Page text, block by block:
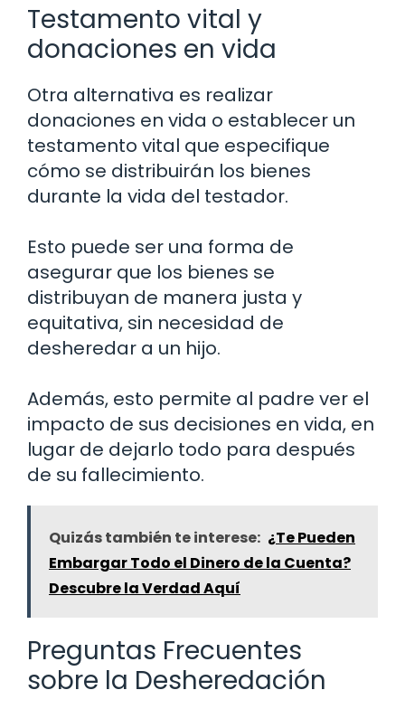
Testamento vital y
donaciones en vida
Otra alternativa es realizar
donaciones en vida o establecer un
testamento vital que especifique
cómo se distribuirán los bienes
durante la vida del testador.
Esto puede ser una forma de
asegurar que los bienes se
distribuyan de manera justa y
equitativa, sin necesidad de
desheredar a un hijo.
Además, esto permite al padre ver el
impacto de sus decisiones en vida, en
lugar de dejarlo todo para después
de su fallecimiento.
Quizás también te interese: ¿Te Pueden
Embargar Todo el Dinero de la Cuenta?
Descubre la Verdad Aquí
Preguntas Frecuentes
sobre la Desheredación